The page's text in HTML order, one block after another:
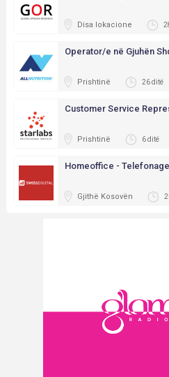
Disa lokacione
Operator/e në Gjuhën
Prishtinë 26 ditë
Customer Service
Prishtinë 6 ditë
Homeoffice -
Gjithë Kosovën